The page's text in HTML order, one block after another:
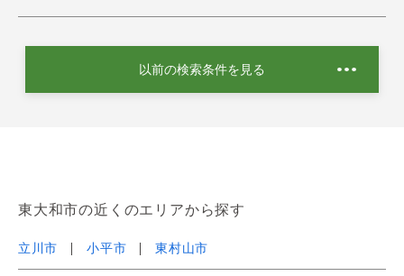
以前の検索条件を見る
東大和市の近くのエリアから探す
立川市 小平市 東村山市